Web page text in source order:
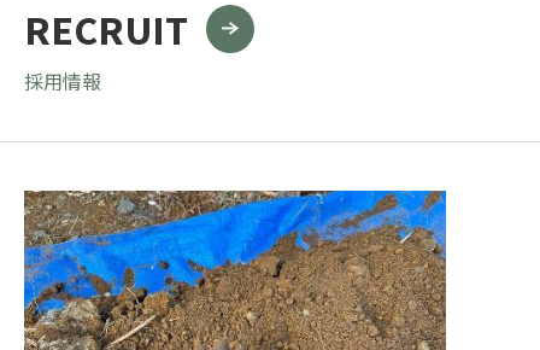
RECRUIT
採用情報